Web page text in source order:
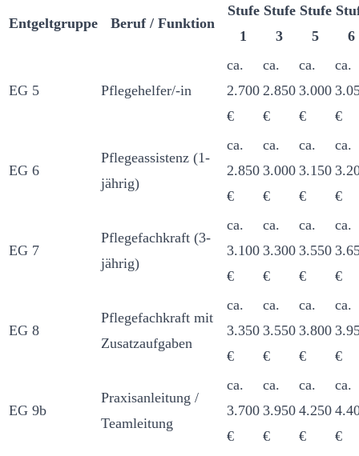
Entgeltgruppe Beruf / Funktion
Stufe
1
Stufe
3
Stufe
5
6
EG 5 Pflegehelfer/-in
ca.
2.700
€
ca.
2.850
€
ca.
3.000
€
ca.
€
EG 6
Pflegeassistenz (1-
jährig)
ca.
2.850
€
ca.
3.000
€
ca.
3.150
€
ca.
€
EG 7
Pflegefachkraft (3-
jährig)
ca.
3.100
€
ca.
3.300
€
ca.
3.550
€
ca.
€
EG 8
Pflegefachkraft mit
Zusatzaufgaben
ca.
3.350
€
ca.
3.550
€
ca.
3.800
€
ca.
€
EG 9b
Praxisanleitung /
Teamleitung
ca.
3.700
€
ca.
3.950
€
ca.
4.250
€
ca.
€